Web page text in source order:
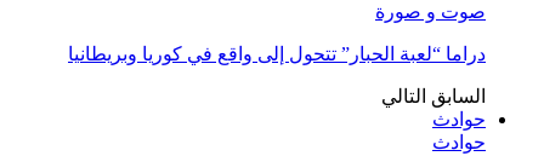
صوت و صورة
دراما “لعبة الحبار” تتحول إلى واقع في كوريا وبريطانيا
السابق التالي
حوادث
حوادث